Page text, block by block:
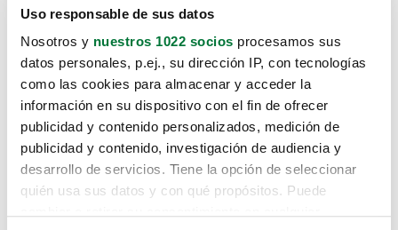
Uso responsable de sus datos
Nosotros y nuestros 1022 socios procesamos sus
datos personales, p.ej., su dirección IP, con tecnologías
como las cookies para almacenar y acceder la
información en su dispositivo con el fin de ofrecer
publicidad y contenido personalizados, medición de
publicidad y contenido, investigación de audiencia y
desarrollo de servicios. Tiene la opción de seleccionar
quién usa sus datos y con qué propósitos. Puede
Lo sentimos, no sabemos como
te hemos traido hasta aquí.
Pero puedes encontrar el coche que estás
buscando en alguno de estos enlaces: